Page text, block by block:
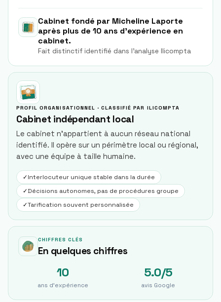
Cabinet fondé par Micheline Laporte
après plus de 10 ans d'expérience en
cabinet.
Fait distinctif identifié dans l'analyse Ilicompta
PROFIL ORGANISATIONNEL · CLASSIFIÉ PAR ILICOMPTA
Cabinet indépendant local
Le cabinet n'appartient à aucun réseau national
identifié. Il opère sur un périmètre local ou régional,
avec une équipe à taille humaine.
✓Interlocuteur unique stable dans la durée
✓Décisions autonomes, pas de procédures groupe
✓Tarification souvent personnalisée
CHIFFRES CLÉS
En quelques chiffres
10
ans d'expérience
5.0/5
avis Google